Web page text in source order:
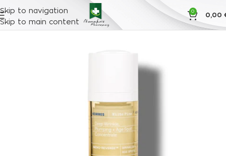
Skip to navigation
Skip to main content
0
0,00